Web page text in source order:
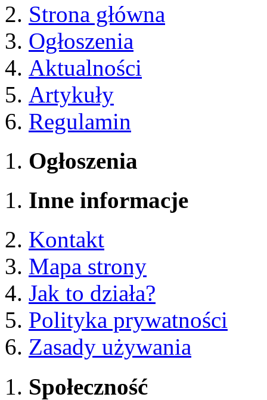
Strona główna
Ogłoszenia
Aktualności
Artykuły
Regulamin
Ogłoszenia
Inne informacje
Kontakt
Mapa strony
Jak to działa?
Polityka prywatności
Zasady używania
Społeczność